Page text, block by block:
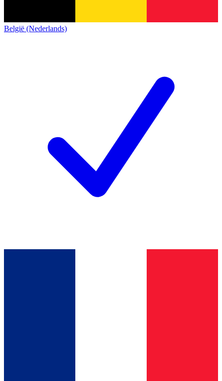
België (Nederlands)